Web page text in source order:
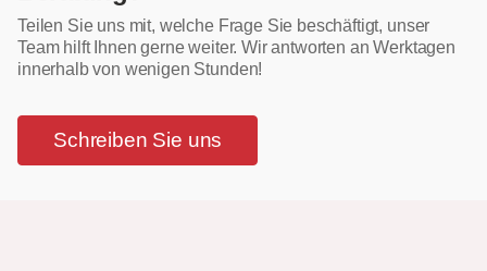
Teilen Sie uns mit, welche Frage Sie beschäftigt, unser
Team hilft Ihnen gerne weiter. Wir antworten an Werktagen
innerhalb von wenigen Stunden!
Schreiben Sie uns